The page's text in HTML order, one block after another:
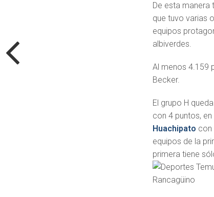
De esta manera
que tuvo varias
equipos
albiverdes.
Al menos 4.159
Becker.
El grupo H
con 4 puntos,
Huachipato con
equipos de la
primera tiene